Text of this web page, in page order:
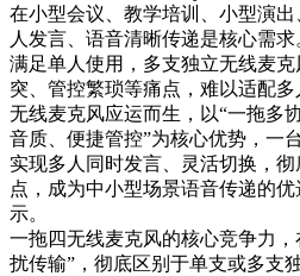
在小型会议、教学培训、小型演
人发言、语音清晰传递是核心需
满足单人使用，多支独立无线麦
突、管控繁琐等痛点，难以适配
无线麦克风应运而生，以“一拖多
音质、便捷管控”为核心优势，一
实现多人同时发言、灵活切换，
点，成为中小型场景语音传递的
示。
一拖四无线麦克风的核心竞争力
扰传输”，彻底区别于单支或多支